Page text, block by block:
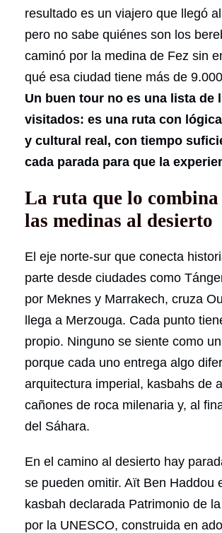
resultado es un viajero que llegó
pero no sabe quiénes son los
caminó por la medina de Fez sin
qué esa ciudad tiene más de
Un buen tour no es una lista de
visitados: es una ruta con
y cultural real, con tiempo
cada parada para que la
La ruta que lo
las medinas al desierto
El eje norte-sur que conecta
parte desde ciudades como
por Meknes y Marrakech, cruza
llega a Merzouga. Cada punto
propio. Ninguno se siente como
porque cada uno entrega algo
arquitectura imperial, kasbahs de
cañones de roca milenaria y, al
del Sáhara.
En el camino al desierto hay
se pueden omitir. Aït Ben Haddou
kasbah declarada Patrimonio de
por la UNESCO, construida en